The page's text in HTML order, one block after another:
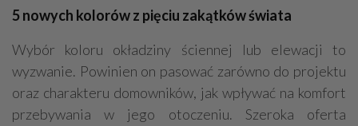
5 nowych kolorów z pięciu zakątków świata
Wybór koloru okładziny ściennej lub elewacji to
wyzwanie. Powinien on pasować zarówno do projektu
oraz charakteru domowników, jak wpływać na komfort
przebywania w jego otoczeniu. Szeroka oferta